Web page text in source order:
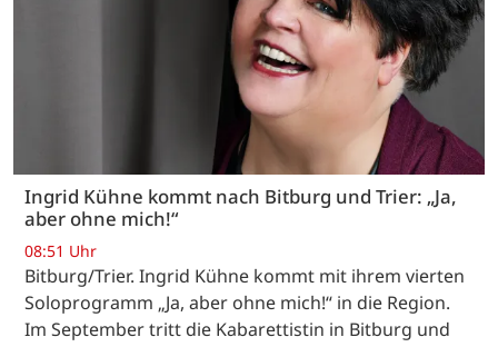
Ingrid Kühne kommt nach Bitburg und Trier: „Ja,
aber ohne mich!“
08:51 Uhr
Bitburg/Trier. Ingrid Kühne kommt mit ihrem vierten
Soloprogramm „Ja, aber ohne mich!“ in die Region.
Im September tritt die Kabarettistin in Bitburg und